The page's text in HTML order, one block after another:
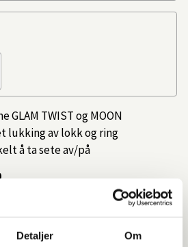
Detaljer Om
GLAM TWIST og MOON
lukking av lokk og ring
å ta sete av/på